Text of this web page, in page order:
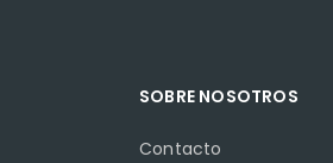
SOBRE NOSOTROS
Contacto